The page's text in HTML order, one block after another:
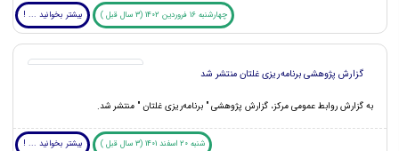
چهارشنبه 16 فروردین 1402 (3 سال قبل ) بیشتر بخوانید ... !
گزارش پژوهشی برنامه‌ریزی غلتان منتشر شد
به گزارش روابط عمومی مرکز، گزارش پژوهشی " برنامه‌ریزی غلتان " منتشر شد.
شنبه 20 اسفند 1401 (3 سال قبل ) بیشتر بخوانید ... !